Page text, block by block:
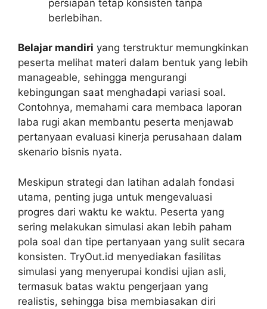
persiapan tetap konsisten tanpa
berlebihan.
Belajar mandiri yang terstruktur memungkinkan
peserta melihat materi dalam bentuk yang lebih
manageable, sehingga mengurangi
kebingungan saat menghadapi variasi soal.
Contohnya, memahami cara membaca laporan
laba rugi akan membantu peserta menjawab
pertanyaan evaluasi kinerja perusahaan dalam
skenario bisnis nyata.
Meskipun strategi dan latihan adalah fondasi
utama, penting juga untuk mengevaluasi
progres dari waktu ke waktu. Peserta yang
sering melakukan simulasi akan lebih paham
pola soal dan tipe pertanyaan yang sulit secara
konsisten. TryOut.id menyediakan fasilitas
simulasi yang menyerupai kondisi ujian asli,
termasuk batas waktu pengerjaan yang
realistis, sehingga bisa membiasakan diri